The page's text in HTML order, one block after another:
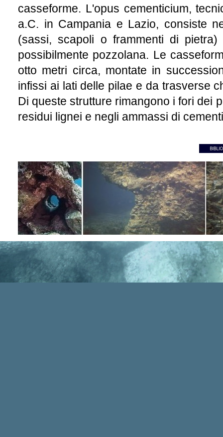
casseforme. L'opus cementicium,
a.C. in Campania e Lazio, consiste
(sassi, scapoli o frammenti di
possibilmente pozzolana. Le
otto metri circa, montate in
infissi ai lati delle pilae e da trasverse
Di queste strutture rimangono i fori dei
residui lignei e negli ammassi di